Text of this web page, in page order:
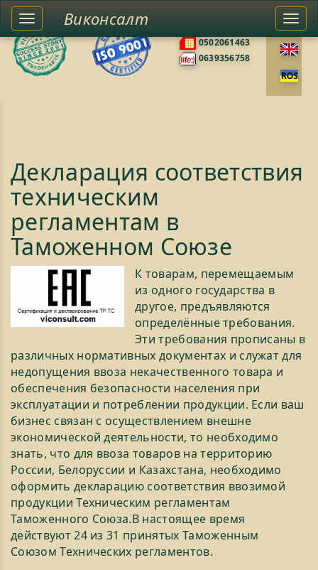
0502061463
0639356758
Toggle
left
sidebar
Виконсалт
Декларация соответствия
техническим
регламентам в
Таможенном Союзе
К товарам, перемещаемым
из одного государства в
другое, предъявляются
определённые требования.
Эти требования прописаны в
различных нормативных документах и служат для
недопущения ввоза некачественного товара и
обеспечения безопасности населения при
эксплуатации и потреблении продукции. Если ваш
бизнес связан с осуществлением внешне
экономической деятельности, то необходимо
знать, что для ввоза товаров на территорию
России, Белоруссии и Казахстана, необходимо
оформить декларацию соответствия ввозимой
продукции Техническим регламентам
Таможенного Союза.В настоящее время
действуют 24 из 31 принятых Таможенным
Союзом Технических регламентов.